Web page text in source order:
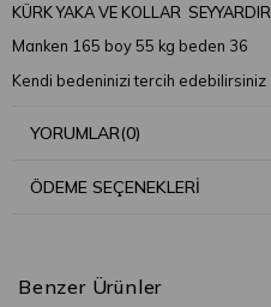
KÜRK YAKA VE KOLLAR
Manken 165 boy 55 kg beden 36
Kendi bedeninizi tercih edebilirsiniz
YORUMLAR(0)
ÖDEME SEÇENEKLERI
Benzer Ürünler